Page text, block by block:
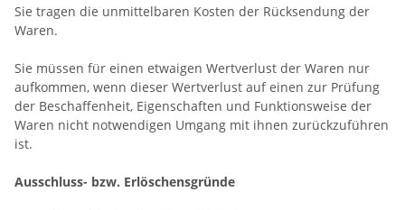
Sie tragen die unmittelbaren Kosten der Rücksendung der
Waren.
Sie müssen für einen etwaigen Wertverlust der Waren nur
aufkommen, wenn dieser Wertverlust auf einen zur Prüfung
der Beschaffenheit, Eigenschaften und Funktionsweise der
Waren nicht notwendigen Umgang mit ihnen zurückzuführen
ist.
Ausschluss- bzw. Erlöschensgründe